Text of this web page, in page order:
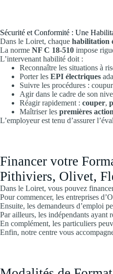
Sécurité et Conformité : Une
Dans le Loiret, chaque habilitation
La norme NF C 18-510 impose
L’intervenant habilité doit :
Reconnaître les situations à
Porter les EPI électriques
Suivre les procédures :
Agir dans le cadre de son
Réagir rapidement : couper,
Maîtriser les premières
L’employeur est tenu d’assurer
Financer votre
Pithiviers, Olivet,
Dans le Loiret, vous pouvez
Pour commencer, les entreprises
Ensuite, les demandeurs d’emploi
Par ailleurs, les indépendants
En complément, les particuliers
Enfin, notre centre vous